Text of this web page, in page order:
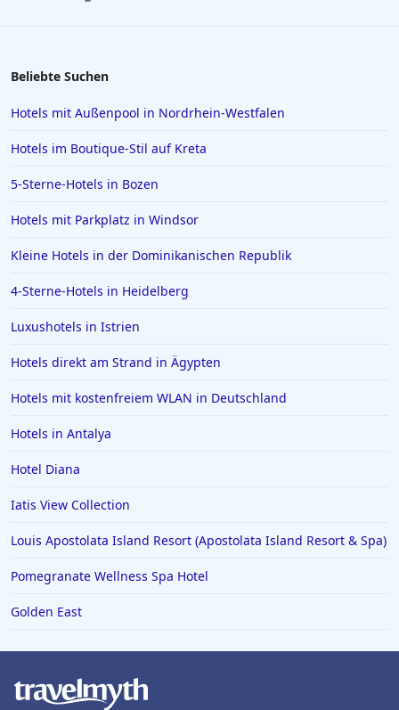
Romantische Hotels am Chiemsee
Beliebte Suchen
Hotels mit Außenpool in Nordrhein-Westfalen
Hotels im Boutique-Stil auf Kreta
5-Sterne-Hotels in Bozen
Hotels mit Parkplatz in Windsor
Kleine Hotels in der Dominikanischen Republik
4-Sterne-Hotels in Heidelberg
Luxushotels in Istrien
Hotels direkt am Strand in Ägypten
Hotels mit kostenfreiem WLAN in Deutschland
Hotels in Antalya
Hotel Diana
Iatis View Collection
Louis Apostolata Island Resort (Apostolata Island Resort & Spa)
Pomegranate Wellness Spa Hotel
Golden East